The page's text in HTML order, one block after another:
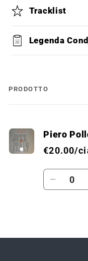
Tracklist
Legenda
Il
PRODOTTO
Piero
€20.00/
Quantità
in